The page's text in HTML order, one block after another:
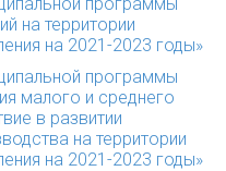
на территории
на 2021-2023 годы»
программы
малого и среднего
в развитии
на территории
на 2021-2023 годы»